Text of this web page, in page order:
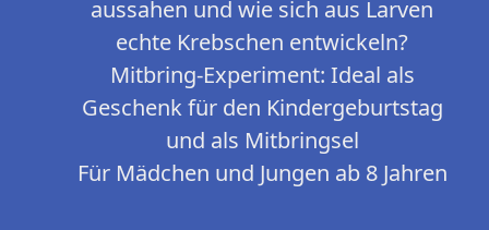
aussahen und wie sich aus Larven
echte Krebschen entwickeln?
Mitbring-Experiment: Ideal als
Geschenk für den Kindergeburtstag
und als Mitbringsel
Für Mädchen und Jungen ab 8 Jahren